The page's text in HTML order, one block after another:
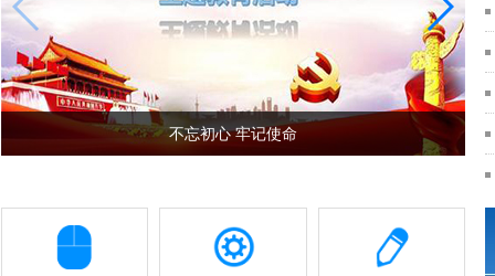
不忘初心 牢记使命